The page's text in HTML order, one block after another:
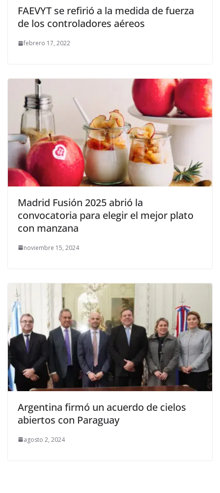
FAEVYT se refirió a la medida de fuerza
de los controladores aéreos
febrero 17, 2022
Madrid Fusión 2025 abrió la
convocatoria para elegir el mejor plato
con manzana
noviembre 15, 2024
Argentina firmó un acuerdo de cielos
abiertos con Paraguay
agosto 2, 2024